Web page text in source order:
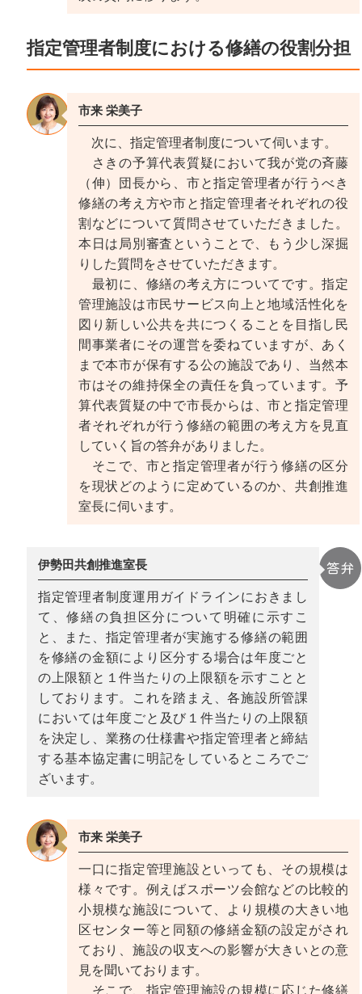
指定管理者制度における修繕の役割分担
市来 栄美子
次に、指定管理者制度について伺います。
さきの予算代表質疑において我が党の斉藤
（伸）団長から、市と指定管理者が行うべき
修繕の考え方や市と指定管理者それぞれの役
割などについて質問させていただきました。
本日は局別審査ということで、もう少し深掘
りした質問をさせていただきます。
最初に、修繕の考え方についてです。指定
管理施設は市民サービス向上と地域活性化を
図り新しい公共を共につくることを目指し民
間事業者にその運営を委ねていますが、あく
まで本市が保有する公の施設であり、当然本
市はその維持保全の責任を負っています。予
算代表質疑の中で市長からは、市と指定管理
者それぞれが行う修繕の範囲の考え方を見直
していく旨の答弁がありました。
そこで、市と指定管理者が行う修繕の区分
を現状どのように定めているのか、共創推進
室長に伺います。
伊勢田共創推進室長
指定管理者制度運用ガイドラインにおきまし
て、修繕の負担区分について明確に示すこ
と、また、指定管理者が実施する修繕の範囲
を修繕の金額により区分する場合は年度ごと
の上限額と１件当たりの上限額を示すことと
しております。これを踏まえ、各施設所管課
においては年度ごと及び１件当たりの上限額
を決定し、業務の仕様書や指定管理者と締結
する基本協定書に明記をしているところでご
ざいます。
市来 栄美子
一口に指定管理施設といっても、その規模は
様々です。例えばスポーツ会館などの比較的
小規模な施設について、より規模の大きい地
区センター等と同額の修繕金額の設定がされ
ており、施設の収支への影響が大きいとの意
見を聞いております。
そこで、指定管理施設の規模に応じた修繕